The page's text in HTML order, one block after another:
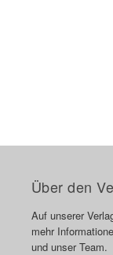
Über den
Auf unserer
mehr
und unser Team.